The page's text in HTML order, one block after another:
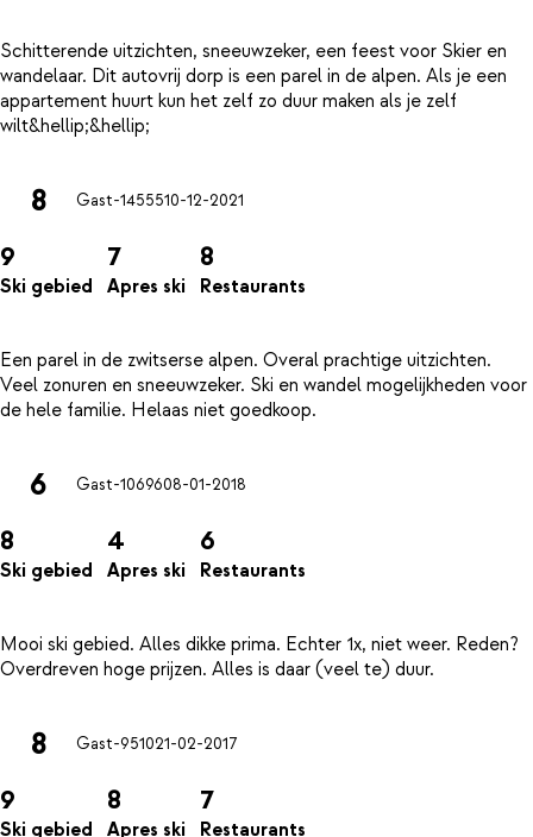
Schitterende uitzichten, sneeuwzeker, een feest voor Skier en
wandelaar. Dit autovrij dorp is een parel in de alpen. Als je een
appartement huurt kun het zelf zo duur maken als je zelf
8 Gast-1455510-12-2021
9
Ski gebied
7
Apres ski
8
Restaurants
Een parel in de zwitserse alpen. Overal prachtige uitzichten.
Veel zonuren en sneeuwzeker. Ski en wandel mogelijkheden voor
6 Gast-1069608-01-2018
8
Ski gebied
4
Apres ski
6
Restaurants
Mooi ski gebied. Alles dikke prima. Echter 1x, niet weer. Reden?
8 Gast-951021-02-2017
9
Ski gebied
8
Apres ski
7
Restaurants